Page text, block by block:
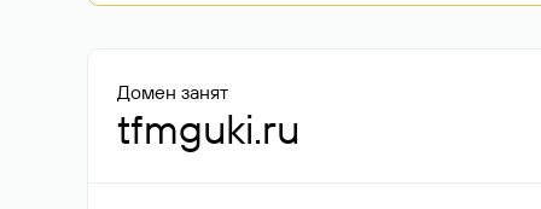
Домен занят
tfmguki.ru